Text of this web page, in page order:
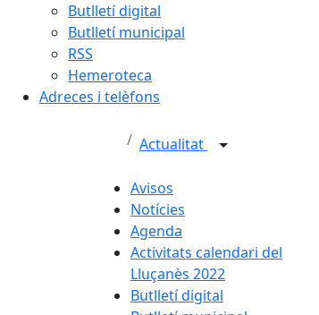
Butlletí digital
Butlletí municipal
RSS
Hemeroteca
Adreces i telèfons
Actualitat
Avisos
Notícies
Agenda
Activitats calendari del
Lluçanès 2022
Butlletí digital